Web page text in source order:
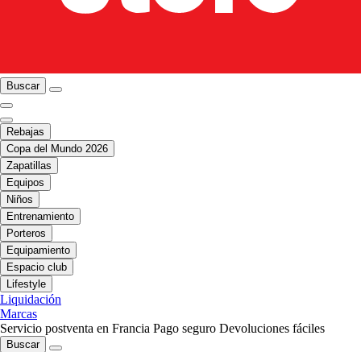
Buscar
Rebajas
Copa del Mundo 2026
Zapatillas
Equipos
Niños
Entrenamiento
Porteros
Equipamiento
Espacio club
Lifestyle
Liquidación
Marcas
Servicio postventa en Francia Pago seguro Devoluciones fáciles
Buscar